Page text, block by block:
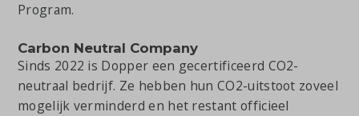
Program.
Carbon Neutral Company
Sinds 2022 is Dopper een gecertificeerd CO2-
neutraal bedrijf. Ze hebben hun CO2-uitstoot zoveel
mogelijk verminderd en het restant officieel